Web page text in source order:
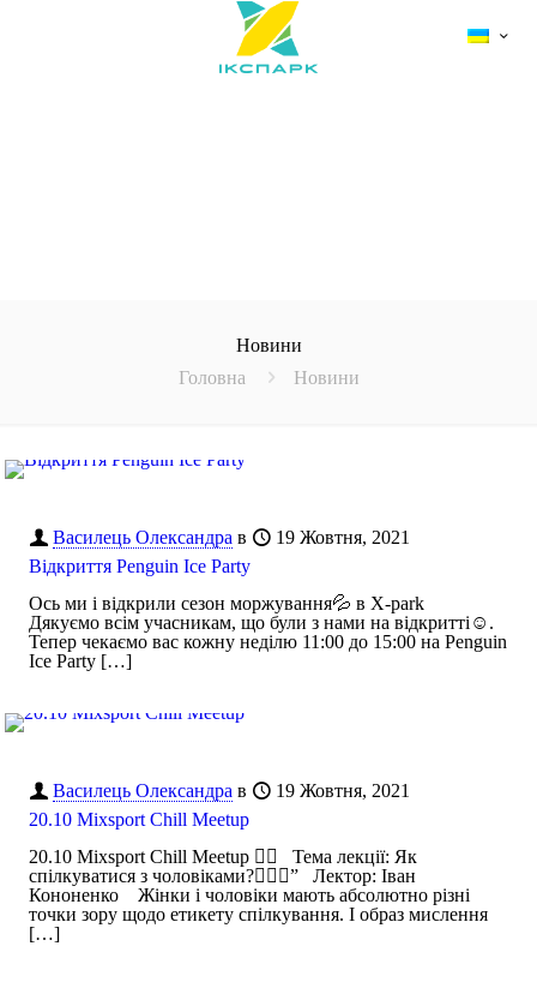
Новини
Головна
Новини
Василець Олександра в
19 Жовтня, 2021
Відкриття Penguin Ice Party
Ось ми і відкрили сезон моржування💦 в X-park
Дякуємо всім учасникам, що були з нами на відкритті☺️.
Тепер чекаємо вас кожну неділю 11:00 до 15:00 на Penguin
Ice Party […]
Василець Олександра в
19 Жовтня, 2021
20.10 Mixsport Chill Meetup
20.10 Mixsport Chill Meetup 🧖‍♂️ Тема лекції: Як
спілкуватися з чоловіками?👱🏻‍♂️” Лектор: Іван
Кононенко Жінки і чоловіки мають абсолютно різні
точки зору щодо етикету спілкування. І образ мислення
[…]